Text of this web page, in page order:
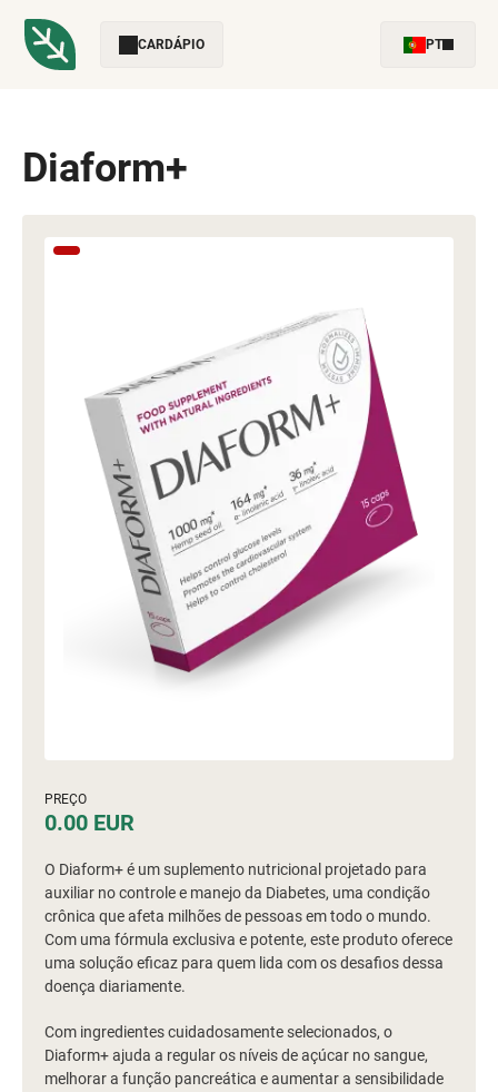
CARDÁPIO PT
Diaform+
PREÇO
0.00 EUR
O Diaform+ é um suplemento nutricional projetado para
auxiliar no controle e manejo da Diabetes, uma condição
crônica que afeta milhões de pessoas em todo o mundo.
Com uma fórmula exclusiva e potente, este produto oferece
uma solução eficaz para quem lida com os desafios dessa
doença diariamente.
Com ingredientes cuidadosamente selecionados, o
Diaform+ ajuda a regular os níveis de açúcar no sangue,
melhorar a função pancreática e aumentar a sensibilidade